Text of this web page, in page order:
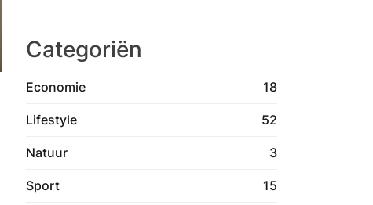
Categoriën
Economie 18
Lifestyle 52
Natuur 3
Sport 15